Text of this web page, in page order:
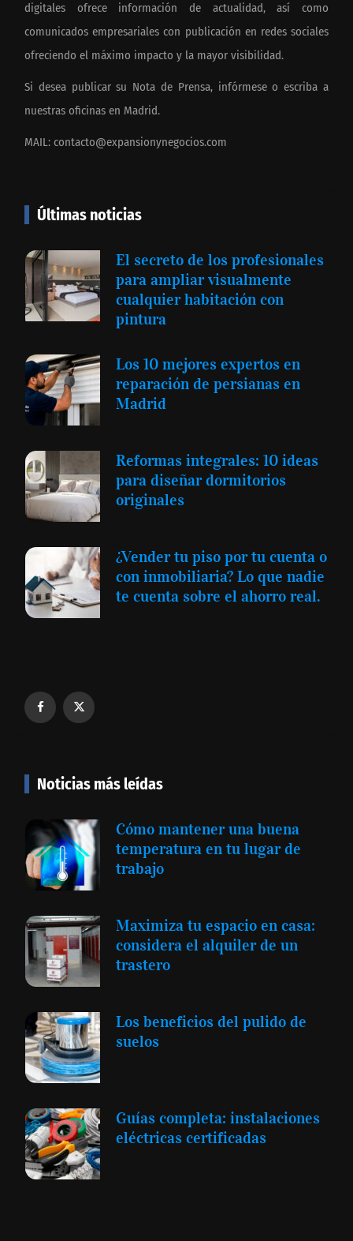
digitales ofrece información de actualidad, así como
comunicados empresariales con publicación en redes sociales
ofreciendo el máximo impacto y la mayor visibilidad.
Si desea publicar su Nota de Prensa, infórmese o escriba a
nuestras oficinas en Madrid.
MAIL: contacto@expansionynegocios.com
Últimas noticias
El secreto de los profesionales
para ampliar visualmente
cualquier habitación con
pintura
Los 10 mejores expertos en
reparación de persianas en
Madrid
Reformas integrales: 10 ideas
para diseñar dormitorios
originales
¿Vender tu piso por tu cuenta o
con inmobiliaria? Lo que nadie
te cuenta sobre el ahorro real.
Noticias más leídas
Cómo mantener una buena
temperatura en tu lugar de
trabajo
Maximiza tu espacio en casa:
considera el alquiler de un
trastero
Los beneficios del pulido de
suelos
Guías completa: instalaciones
eléctricas certificadas